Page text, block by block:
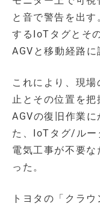
と音で警告を出
するIoTタグとそ
AGVと移動経路に
これにより、現
止とその位置を把
AGVの復旧作業
た、IoTタグ/ルー
電気工事が不要
った。
トヨタの「クラ